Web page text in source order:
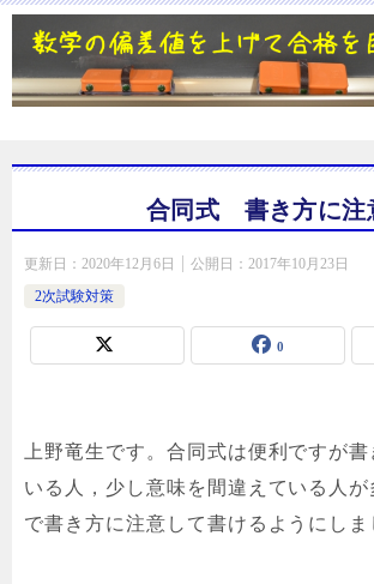
合同式 書き方に注
更新日： 2020年12月6日 公開日： 2017年10月23日
2次試験対策
0
上野竜生です。合同式は便利ですが
いる人，少し意味を間違えている人が
で書き方に注意して書けるようにしま